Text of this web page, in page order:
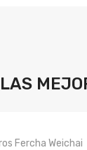
LAS